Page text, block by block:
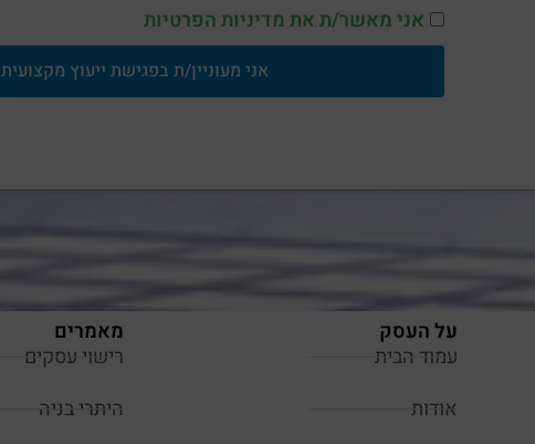
אני מאשר/ת את מדיניות הפרטיות
אני מעוניין/ת בפגישת ייעוץ מקצועית
על העסק
עמוד הבית
אודות
מאמרים
רישוי עסקים
היתרי בניה